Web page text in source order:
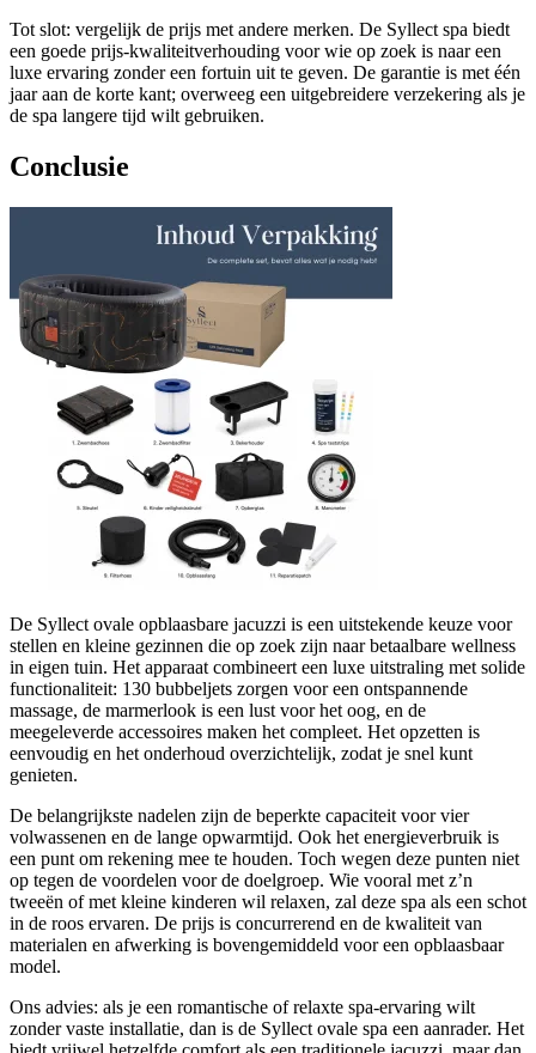
Tot slot: vergelijk de prijs met andere merken. De Syllect spa biedt
een goede prijs-kwaliteitverhouding voor wie op zoek is naar een
luxe ervaring zonder een fortuin uit te geven. De garantie is met één
jaar aan de korte kant; overweeg een uitgebreidere verzekering als je
de spa langere tijd wilt gebruiken.
Conclusie
De Syllect ovale opblaasbare jacuzzi is een uitstekende keuze voor
stellen en kleine gezinnen die op zoek zijn naar betaalbare wellness
in eigen tuin. Het apparaat combineert een luxe uitstraling met solide
functionaliteit: 130 bubbeljets zorgen voor een ontspannende
massage, de marmerlook is een lust voor het oog, en de
meegeleverde accessoires maken het compleet. Het opzetten is
eenvoudig en het onderhoud overzichtelijk, zodat je snel kunt
genieten.
De belangrijkste nadelen zijn de beperkte capaciteit voor vier
volwassenen en de lange opwarmtijd. Ook het energieverbruik is
een punt om rekening mee te houden. Toch wegen deze punten niet
op tegen de voordelen voor de doelgroep. Wie vooral met z’n
tweeën of met kleine kinderen wil relaxen, zal deze spa als een schot
in de roos ervaren. De prijs is concurrerend en de kwaliteit van
materialen en afwerking is bovengemiddeld voor een opblaasbaar
model.
Ons advies: als je een romantische of relaxte spa-ervaring wilt
zonder vaste installatie, dan is de Syllect ovale spa een aanrader. Het